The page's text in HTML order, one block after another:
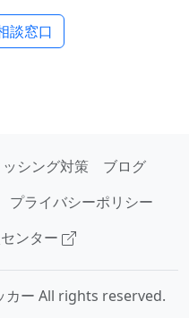
談窓口
シング対策
ブログ
プライバシーポリシー
ンター
ー All rights reserved.